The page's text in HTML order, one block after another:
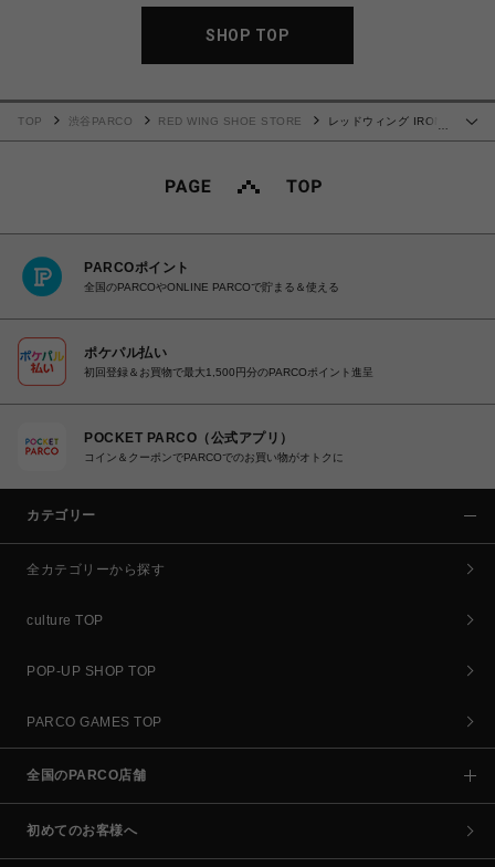
SHOP TOP
TOP 渋谷PARCO RED WING SHOE STORE
レッドウィング IRON
PARCOポイント
全国のPARCOやONLINE PARCOで貯まる＆使える
ポケパル払い
初回登録＆お買物で最大1,500円分のPARCOポイント進呈
POCKET PARCO（公式アプリ）
コイン＆クーポンでPARCOでのお買い物がオトクに
カテゴリー
全カテゴリーから探す
culture TOP
POP-UP SHOP TOP
PARCO GAMES TOP
全国のPARCO店舗
初めてのお客様へ